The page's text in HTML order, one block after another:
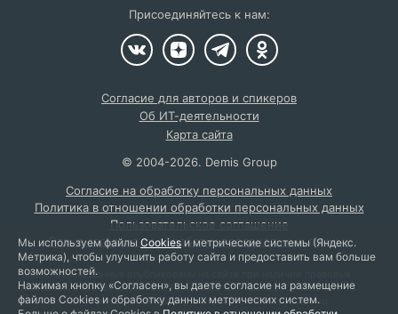
Присоединяйтесь к нам:
© 2004-2026. Demis Group
Карта сайта
Об ИТ-деятельности
Согласие для авторов и спикеров
Согласие на обработку персональных данных
Политика в отношении обработки персональных данных
Пользовательское соглашение
Отзыв согласия на обработку персональных данных
Персональные данные опубликованы на сайте при наличии правовых
оснований в соответствии с ч. 1 ст. 6 и ст. 10.1 152-ФЗ. Субъектами
установлены запреты на обработку неограниченным кругом лиц
Мы используем файлы Cookies и метрические системы (Яндекс.
Метрика), чтобы улучшить работу сайта и предоставить вам больше
возможностей.
Нажимая кнопку «Согласен», вы даете согласие на размещение
файлов Cookies и обработку данных метрических систем.